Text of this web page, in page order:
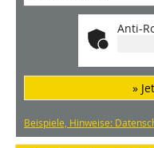
Anti-
»
Beispiele, Hinweise: